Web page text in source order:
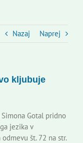
Nazaj Naprej
kljubuje
Gotal pridno
jezika v
št. 72 na str.